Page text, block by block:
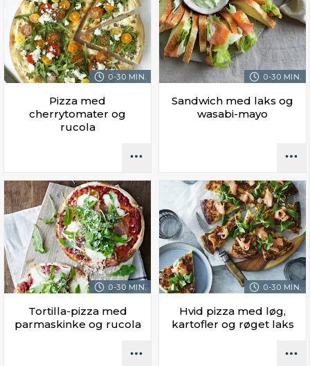
0-30 MIN.
Pizza med
cherrytomater og
rucola
0-30 MIN.
Sandwich med laks og
wasabi-mayo
0-30 MIN.
Tortilla-pizza med
parmaskinke og rucola
0-30 MIN.
Hvid pizza med løg,
kartofler og røget laks